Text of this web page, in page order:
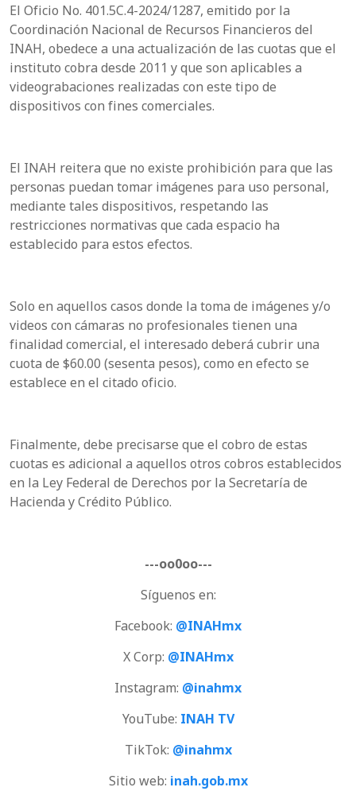
El Oficio No. 401.5C.4-2024/1287, emitido por la
Coordinación Nacional de Recursos Financieros del
INAH, obedece a una actualización de las cuotas que el
instituto cobra desde 2011 y que son aplicables a
videograbaciones realizadas con este tipo de
dispositivos con fines comerciales.
El INAH reitera que no existe prohibición para que las
personas puedan tomar imágenes para uso personal,
mediante tales dispositivos, respetando las
restricciones normativas que cada espacio ha
establecido para estos efectos.
Solo en aquellos casos donde la toma de imágenes y/o
videos con cámaras no profesionales tienen una
finalidad comercial, el interesado deberá cubrir una
cuota de $60.00 (sesenta pesos), como en efecto se
establece en el citado oficio.
Finalmente, debe precisarse que el cobro de estas
cuotas es adicional a aquellos otros cobros establecidos
en la Ley Federal de Derechos por la Secretaría de
Hacienda y Crédito Público.
---oo0oo---
Síguenos en:
Facebook: @INAHmx
X Corp: @INAHmx
Instagram: @inahmx
YouTube: INAH TV
TikTok: @inahmx
Sitio web: inah.gob.mx